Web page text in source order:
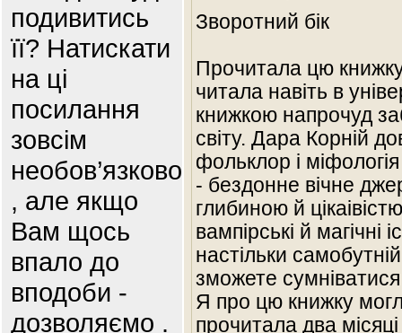
подивитись
її? Натискати
на ці
посилання
зовсім
необов’язково
, але якщо
Вам щось
впало до
вподоби -
дозволяємо .
Зворотний бік
Прочитала цю
читала навіть в
книжкою напрочуд
світу. Дара Корній
фольклор і
- бездонне вічне
глибиною й
вампірські й магічні
настільки
зможете сумніватися
Я про цю книжку
прочитала два